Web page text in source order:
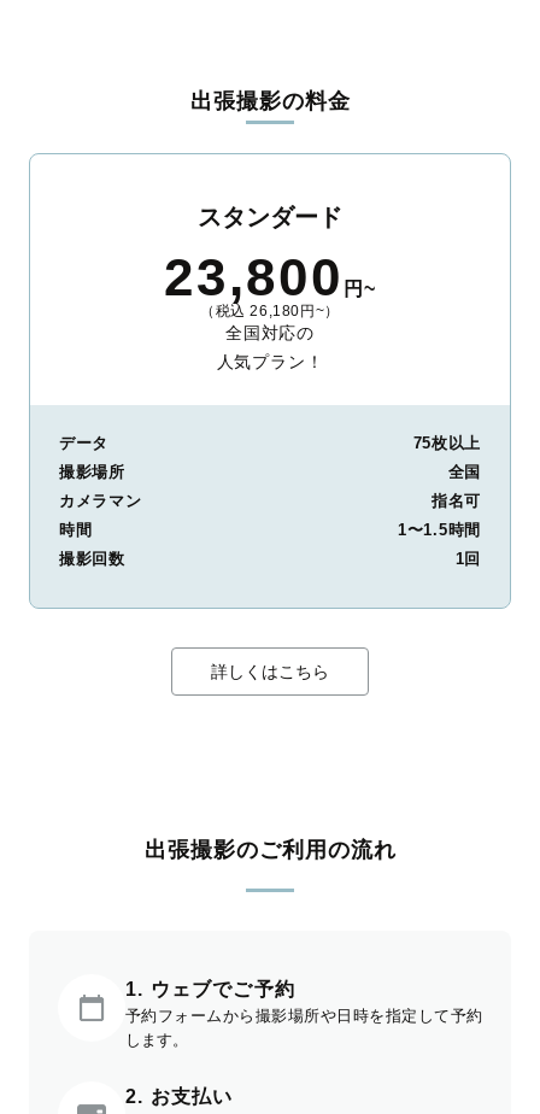
ィを身につけたプロのカメラマンが全国47都道府県に在籍してい
ます。創業10年のノウハウを活かし、思い出に残る素敵な撮影体
験をお届けします。
整。自然な雰囲気を残しつつも、おしゃれで洗練された仕上がり
に。きっと「こんな写真を撮ってほしかった！」と思える一枚に
出会えます。まずは、ラブグラフの撮影事例
出張撮影の料金
スタンダード
23,800 円~
（税込 26,180円~）
全国対応の
人気プラン！
データ
75枚以上
撮影場所
全国
カメラマン
指名可
時間
1〜1.5時間
撮影回数
1回
詳しくはこちら
出張撮影のご利用の流れ
1. ウェブでご予約
予約フォームから撮影場所や日時を指定して予約
します。
2. お支払い